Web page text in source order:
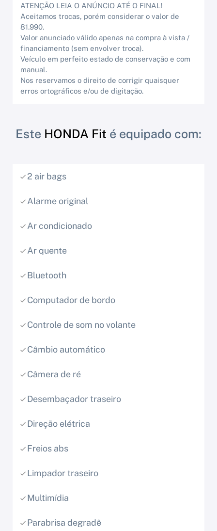
ATENÇÃO LEIA O ANÚNCIO ATÉ O FINAL!
Aceitamos trocas, porém considerar o valor de
81.990.
Valor anunciado válido apenas na compra à vista /
financiamento (sem envolver troca).
Veículo em perfeito estado de conservação e com
manual.
Nos reservamos o direito de corrigir quaisquer
erros ortográficos e/ou de digitação.
Este HONDA Fit é equipado com:
2 air bags
Alarme original
Ar condicionado
Ar quente
Bluetooth
Computador de bordo
Controle de som no volante
Câmbio automático
Câmera de ré
Desembaçador traseiro
Direção elétrica
Freios abs
Limpador traseiro
Multimídia
Parabrisa degradê